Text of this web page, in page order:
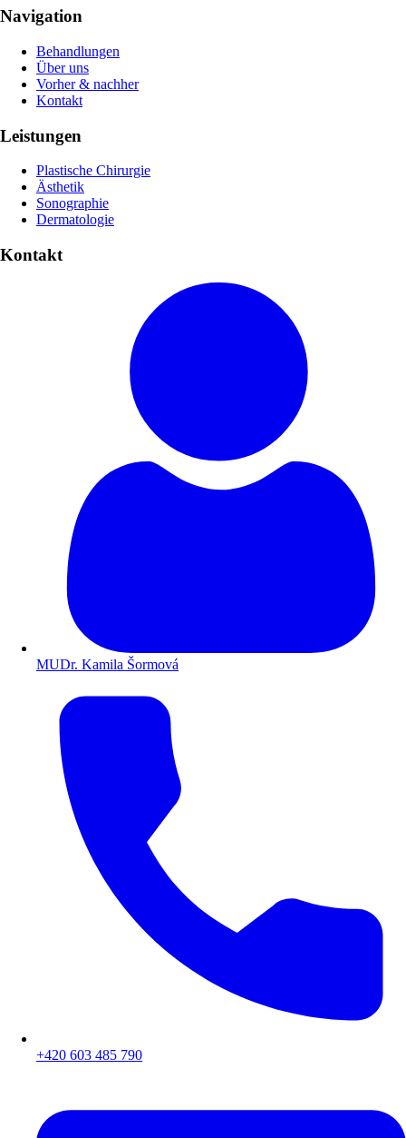
Navigation
Behandlungen
Über uns
Vorher & nachher
Kontakt
Leistungen
Plastische Chirurgie
Ästhetik
Sonographie
Dermatologie
Kontakt
MUDr. Kamila Šormová
+420 603 485 790